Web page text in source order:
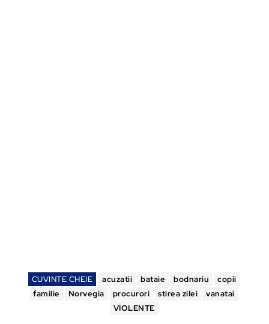
CUVINTE CHEIE acuzatii bataie bodnariu
copii
familie
Norvegia procurori stirea zilei
vanatai
VIOLENTE